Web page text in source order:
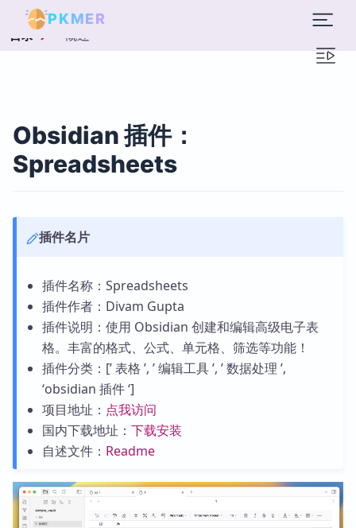
PKMER
目录 概述
Obsidian 插件：
Spreadsheets
插件名片
插件名称：Spreadsheets
插件作者：Divam Gupta
插件说明：使用 Obsidian 创建和编辑高级电子表
格。丰富的格式、公式、单元格、筛选等功能！
插件分类：[’ 表格 ’, ’ 编辑工具 ’, ’ 数据处理 ’,
‘obsidian 插件 ‘]
项目地址： 点我访问
国内下载地址： 下载安装
自述文件： Readme